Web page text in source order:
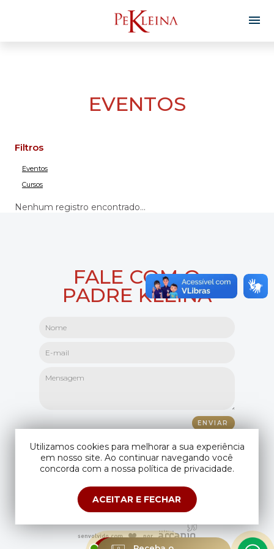
Utilizamos cookies para melhorar a sua experiência
em nosso site. Ao continuar navegando você
concorda com a nossa política de privacidade.
ACEITAR E FECHAR
EVENTOS
Filtros
Eventos
Cursos
Nenhum registro encontrado...
FALE COM O
PADRE KLEINA
Copyright © Padre Kleina. Todos os direitos reservados.
Compartilhando seus dados você aceita os
termos de uso